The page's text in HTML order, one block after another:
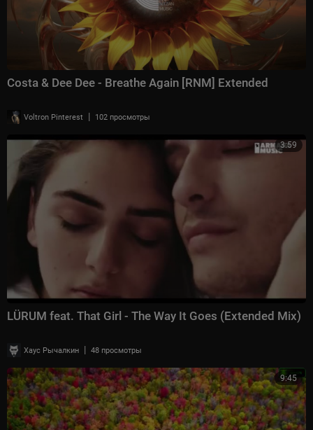
Costa & Dee Dee - Breathe Again [RNM] Extended
Voltron Pinterest | 102 просмотры
3:59
LÜRUM feat. That Girl - The Way It Goes (Extended Mix)
Хаус Рычалкин | 48 просмотры
9:45